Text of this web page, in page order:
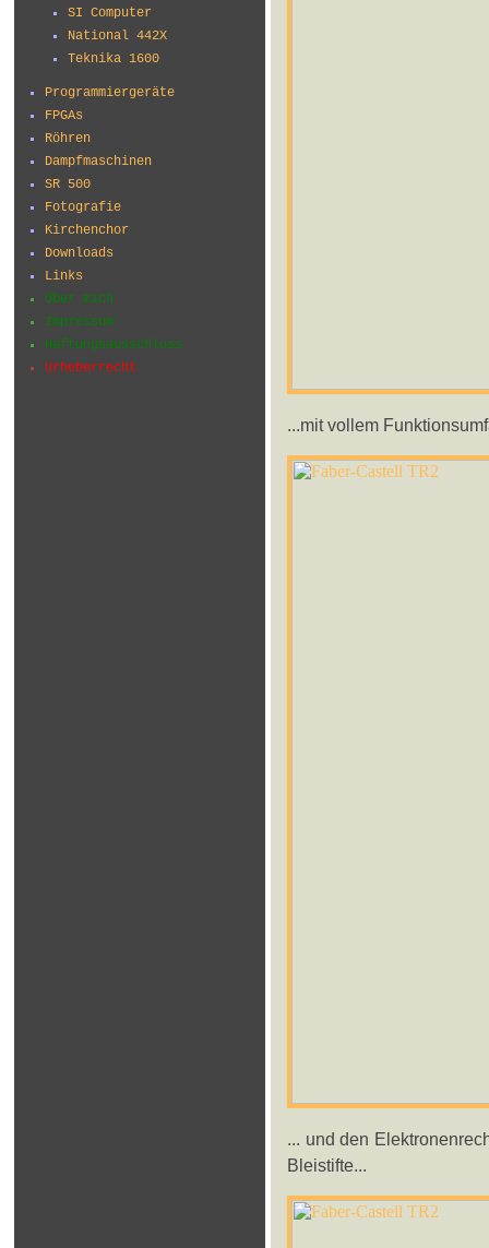
SI Computer
National 442X
Teknika 1600
Programmiergeräte
FPGAs
Röhren
Dampfmaschinen
SR 500
Fotografie
Kirchenchor
Downloads
Links
Über mich
Impressum
Haftungsausschluss
Urheberrecht
...mit vollem
... und den
Bleistifte...